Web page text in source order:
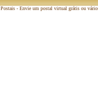
Postais - Envie um postal virtual grátis ou